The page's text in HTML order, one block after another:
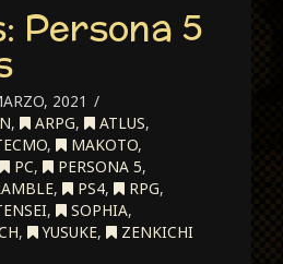
Persona 5
2021
, ARPG, ATLUS,
, MAKOTO,
PC, PERSONA 5,
, PS4, RPG,
, SOPHIA,
, YUSUKE, ZENKICHI